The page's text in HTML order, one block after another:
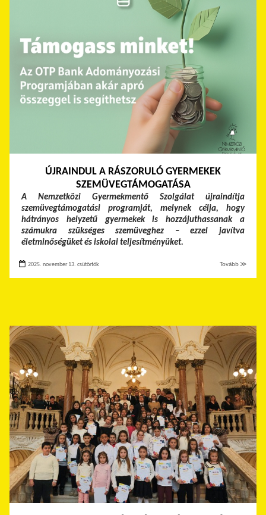
ÚJRAINDUL A RÁSZORULÓ GYERMEKEK
SZEMÜVEGTÁMOGATÁSA
A Nemzetközi Gyermekmentő Szolgálat újraindítja
szemüvegtámogatási programját, melynek célja, hogy
hátrányos helyzetű gyermekek is hozzájuthassanak a
számukra szükséges szemüveghez – ezzel javítva
életminőségüket és iskolai teljesítményüket.
2025. november 13. csütörtök Tovább ≫